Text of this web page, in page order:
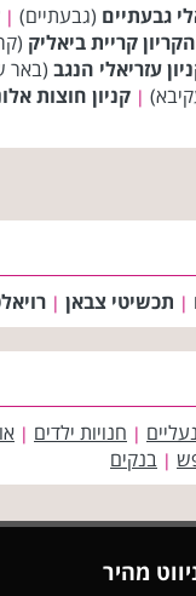
גבעתיים (גבעתיים) |
קריית ביאליק
עזריאלי הנגב (באר
| קניון חוצות
| תכשיטי צבאן |
| חנויות ילדים |
| בנקים
מהיר